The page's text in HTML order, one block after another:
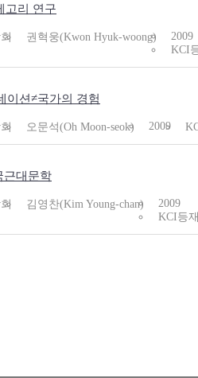
고리 연구
권혁웅(Kwon Hyuk-woong)
2009
KCI
이션≠국가의 경험
오문석(Oh Moon-seok) 2009
근대문학
김영찬(Kim Young-chan)
2009
KCI등